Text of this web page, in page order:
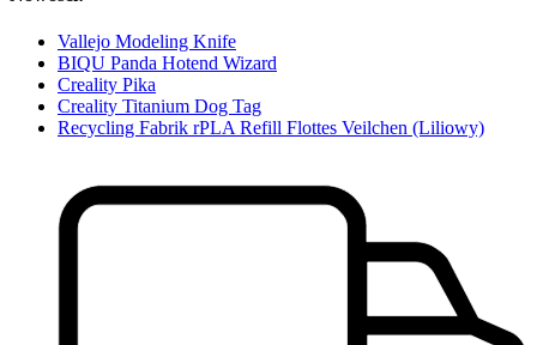
Vallejo Modeling Knife
BIQU Panda Hotend Wizard
Creality Pika
Creality Titanium Dog Tag
Recycling Fabrik rPLA Refill Flottes Veilchen (Liliowy)